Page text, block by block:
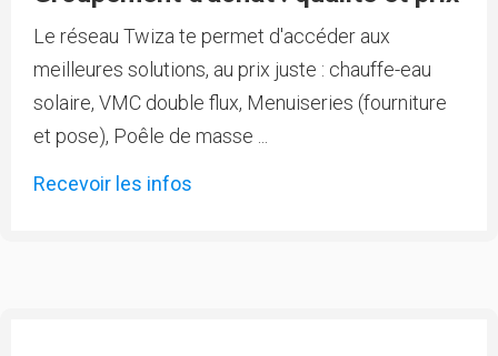
Le réseau Twiza te permet d'accéder aux
meilleures solutions, au prix juste : chauffe-eau
solaire, VMC double flux, Menuiseries (fourniture
et pose), Poêle de masse ...
Recevoir les infos